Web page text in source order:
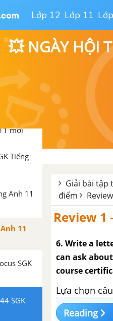
Lớp 12 Lớp 11
💥 NGÀY HỘI
Tiếng
11
Anh
mới
Tiếng
Anh 11
11
SGK
SGK
Giải bài tập
điểm
Review 1
6. Write a
can ask
course
Lựa chọn
Reading